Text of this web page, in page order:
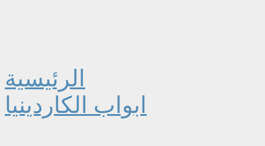
الرئيسية
ابواب الكاردينيا